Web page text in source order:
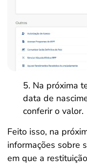
Na próxima
data de
conferir o valor.
Feito isso, na
informações sobre
em que a